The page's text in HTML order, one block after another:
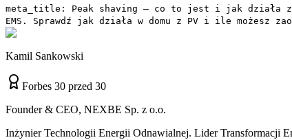
meta_title: Peak shaving — co to jest i jak działa z
EMS. Sprawdź jak działa w domu z PV i ile możesz
Kamil Sankowski
Forbes 30 przed 30
Founder & CEO, NEXBE Sp. z o.o.
Inżynier Technologii Energii Odnawialnej. Lider Transformacji